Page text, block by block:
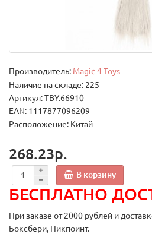
Производитель: Magic 4 Toys
Наличие на складе: 225
Артикул: TBY.66910
EAN: 1117877096209
Расположение: Китай
268.23р.
В корзину
БЕСПЛАТНО
При заказе от 2000 рублей и
Боксбери, Пикпоинт.